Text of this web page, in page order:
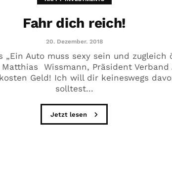
Fahr dich reich!
20. Dezember. 2018
„Ein Auto muss sexy sein und zugleich
Wissmann, Präsident
Geld! Ich will dir keineswegs
solltest...
Jetzt lesen